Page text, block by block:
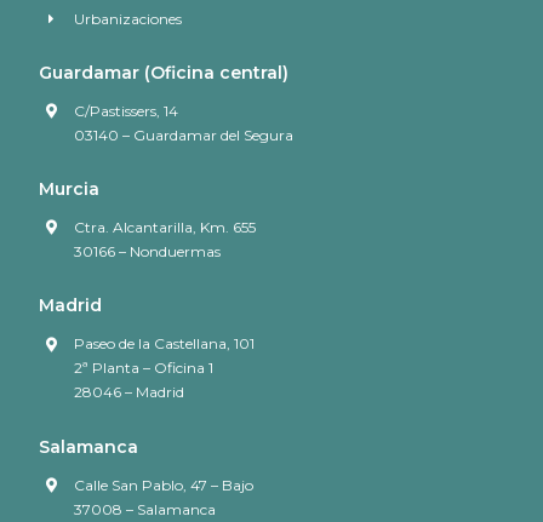
Urbanizaciones
Guardamar (Oficina central)
C/Pastissers, 14
03140 – Guardamar del Segura
Murcia
Ctra. Alcantarilla, Km. 655
30166 – Nonduermas
Madrid
Paseo de la Castellana, 101
2ª Planta – Oficina 1
28046 – Madrid
Salamanca
Calle San Pablo, 47 – Bajo
37008 – Salamanca